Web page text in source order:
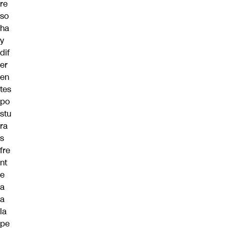
re
so
ha
y
dif
er
en
tes
po
stu
ra
s
fre
nt
e
a
a
la
pe